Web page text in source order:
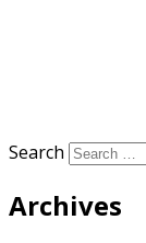
Search
Archives